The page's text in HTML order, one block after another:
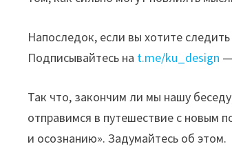
Напоследок, если вы хотите
Подписывайтесь на t.me/ku_design
Так что, закончим ли мы нашу
отправимся в путешествие с новым
и осознанию». Задумайтесь об этом.